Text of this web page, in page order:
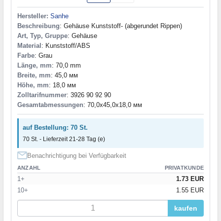
160,0x80,0x60,0 мм
160,0x80,0x80,0 мм (1)
160,0x80,0x85,0 мм(1)
160,0x91,0x78,0 мм
160,0x95,0x62,0 мм
161,0x81,0x56,0 мм
162,0x162,0x55,0 мм
164,0x120,0x69,0 мм(1)
164x149x76 мм(1)
165,0x81,0x31,0 мм(1)
165,8x127,3x76,3 мм (2)
166,0x111,0x47,0 мм (1)
166,7x98,3x69,0 мм(2)
(1)
169,0x113,7x35,2 мм(1)
Hersteller: Sanhe
Beschreibung: Gehäuse Kunststoff- (abgerundet Rippen)
Art, Typ, Gruppe: Gehäuse
Material : Kunststoff/ABS
Farbe: Grau
Länge, mm: 70,0 mm
Breite, mm: 45,0 мм
Höhe, mm: 18,0 мм
Zolltarifnummer: 3926 90 92 90
Gesamtabmessungen: 70,0x45,0x18,0 мм
auf Bestellung: 70 St.
70 St. - Lieferzeit 21-28 Tag (e)
Benachrichtigung bei Verfügbarkeit
ANZAHL PRIVATKUNDE
1+
1.73 EUR
10+
1.55 EUR
kaufen